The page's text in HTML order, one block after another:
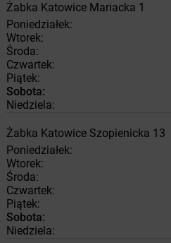
Żabka Katowice Mariacka 1
Poniedziałek:
Wtorek:
Środa:
Czwartek:
Piątek:
Sobota:
Niedziela:
Żabka Katowice Szopienicka 13
Poniedziałek:
Wtorek:
Środa:
Czwartek:
Piątek:
Sobota:
Niedziela: